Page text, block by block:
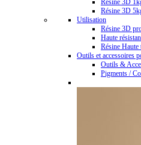
Résine 3D
Résine 3D
Utilisation
Résine 3D
Haute
Résine Haute
Outils et accessoires
Outils &
Pigments /